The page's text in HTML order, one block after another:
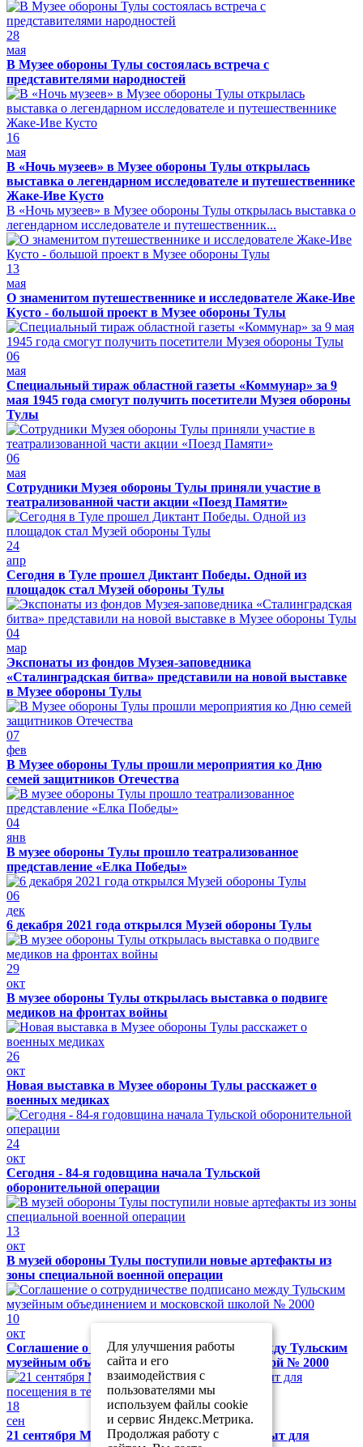
28
мая
В Музее обороны Тулы состоялась встреча с
представителями народностей
16
мая
В «Ночь музеев» в Музее обороны Тулы открылась
выставка о легендарном исследователе и путешественнике
Жаке-Иве Кусто
В «Ночь музеев» в Музее обороны Тулы открылась выставка о
легендарном исследователе и путешественник...
13
мая
О знаменитом путешественнике и исследователе Жаке-Иве
Кусто - большой проект в Музее обороны Тулы
06
мая
Специальный тираж областной газеты «Коммунар» за 9
мая 1945 года смогут получить посетители Музея обороны
Тулы
06
мая
Сотрудники Музея обороны Тулы приняли участие в
театрализованной части акции «Поезд Памяти»
24
апр
Сегодня в Туле прошел Диктант Победы. Одной из
площадок стал Музей обороны Тулы
04
мар
Экспонаты из фондов Музея-заповедника
«Сталинградская битва» представили на новой выставке
в Музее обороны Тулы
07
фев
В Музее обороны Тулы прошли мероприятия ко Дню
семей защитников Отечества
04
янв
В музее обороны Тулы прошло театрализованное
представление «Елка Победы»
06
дек
6 декабря 2021 года открылся Музей обороны Тулы
29
окт
В музее обороны Тулы открылась выставка о подвиге
медиков на фронтах войны
26
окт
Новая выставка в Музее обороны Тулы расскажет о
военных медиках
24
окт
Сегодня - 84-я годовщина начала Тульской
оборонительной операции
13
окт
В музей обороны Тулы поступили новые артефакты из
зоны специальной военной операции
10
окт
Соглашение о сотрудничестве подписано между Тульским
музейным объединением и московской школой № 2000
18
сен
21 сентября Музей обороны Тулы будет закрыт для
Для улучшения работы
сайта и его
взаимодействия с
пользователями мы
используем файлы cookie
и сервис Яндекс.Метрика.
Продолжая работу с